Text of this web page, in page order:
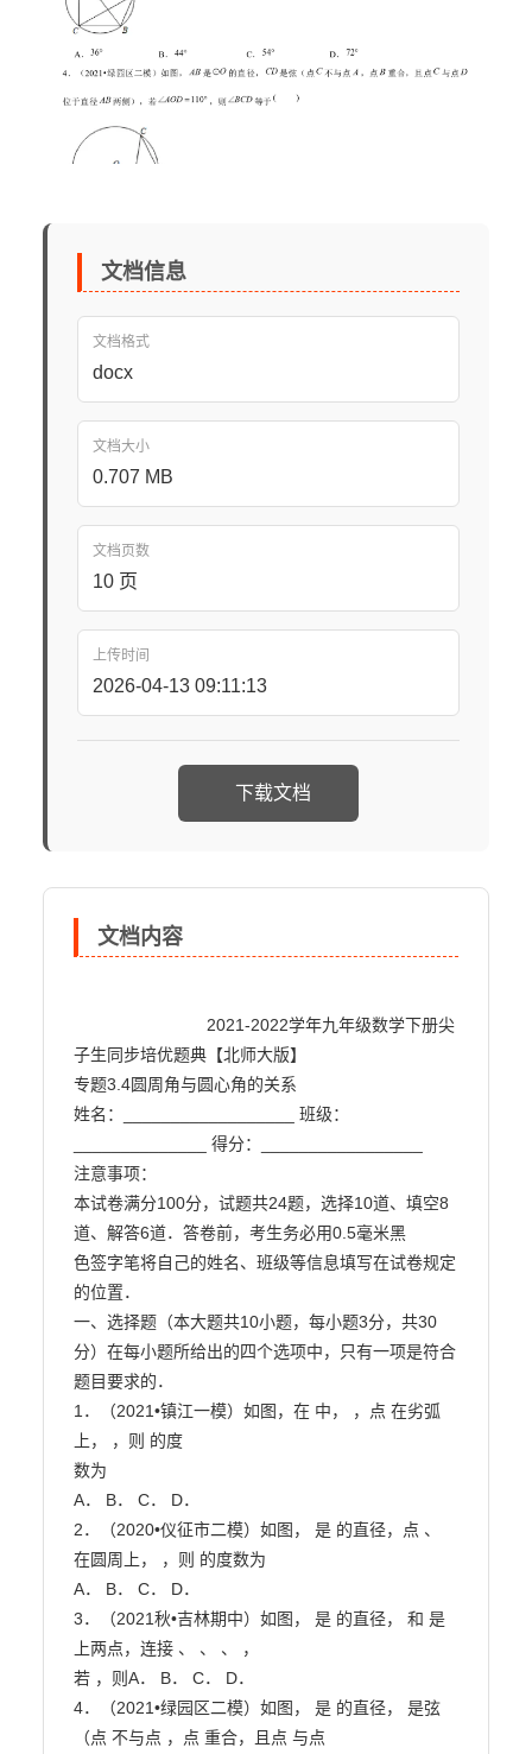
文档信息
文档格式
docx
文档大小
0.707 MB
文档页数
10 页
上传时间
2026-04-13 09:11:13
下载文档
文档内容
子生同步培优题典【北师大版】
专题3.4圆周角与圆心角的关系
姓名：__________________ 班级：
______________ 得分：_________________
注意事项：
本试卷满分100分，试题共24题，选择10道、填空8
道、解答6道．答卷前，考生务必用0.5毫米黑
色签字笔将自己的姓名、班级等信息填写在试卷规定
的位置．
一、选择题（本大题共10小题，每小题3分，共30
分）在每小题所给出的四个选项中，只有一项是符合
题目要求的．
1．（2021•镇江一模）如图，在 中， ，点 在劣弧
上， ，则 的度
数为
A． B． C． D．
2．（2020•仪征市二模）如图， 是 的直径，点 、
在圆周上， ，则 的度数为
A． B． C． D．
3．（2021秋•吉林期中）如图， 是 的直径， 和 是
上两点，连接 、 、 、 ，
若 ，则A． B． C． D．
4．（2021•绿园区二模）如图， 是 的直径， 是弦
（点 不与点 ，点 重合，且点 与点